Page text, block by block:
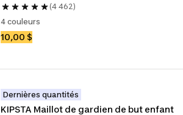
(4 462)
4 couleurs
10,00 $
Dernières quantités
KIPSTA Maillot de gardien de but enfant